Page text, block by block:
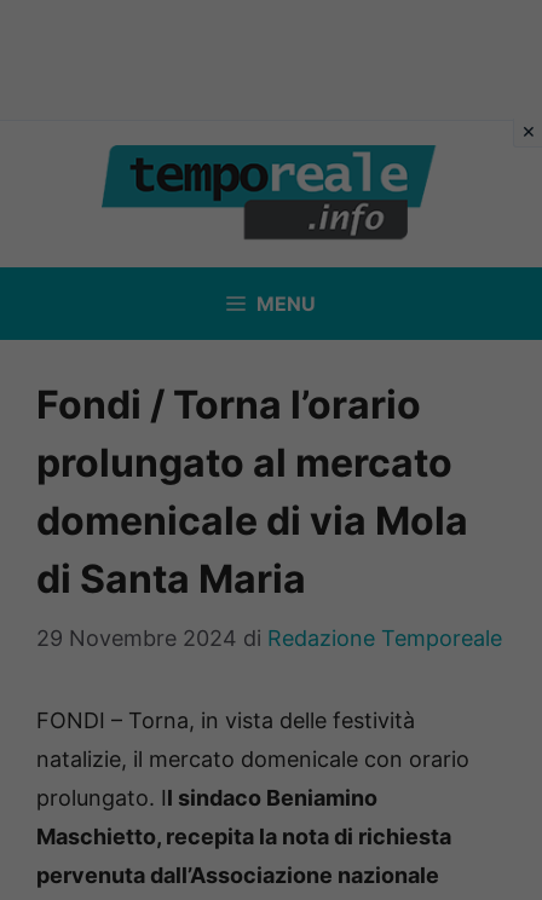
contenuto
MENU
Fondi / Torna l’orario
prolungato al mercato
domenicale di via Mola
di Santa Maria
29 Novembre 2024 di Redazione Temporeale
FONDI – Torna, in vista delle festività
natalizie, il mercato domenicale con orario
prolungato. Il sindaco Beniamino
Maschietto, recepita la nota di richiesta
pervenuta dall’Associazione nazionale